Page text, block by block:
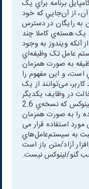
برنامه براي يک
از آن‌جايي که خود
به رايگان در دسترس
يک هسته‌ي کاملا چند
آنکه ويندوز به وجود
عامل تک وظيفه‌اي
به صورت همزمان
و اين مفهوم را
می‌توانند از يک
در وظايف يکديگر
استفاده کنند. نسخه‌ي فعلي هسته‌ي لينوکس که نسخه‌ي 2.6
را به صورت همزمان
مورد استفاده قرار می
به سيستم‌عامل‌هاي
آزاد/متن باز است
گنو/لينوکس نيست.